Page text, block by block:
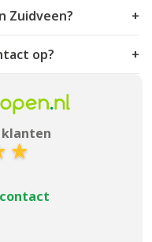
Zuidveen? +
op? +
klanten